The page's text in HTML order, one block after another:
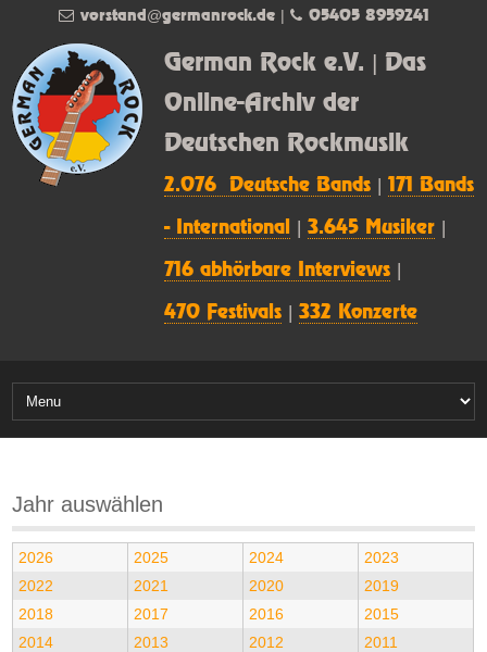
German Rock e.V. | Das
Online-Archiv der
Deutschen Rockmusik
2.076 Deutsche Bands |171 Bands
- International |3.645 Musiker
716 abhörbare Interviews
470 Festivals |332 Konzerte
vorstand@germanrock.de| 05405 8959241
Jahr auswählen
2026 2025 2024
2023
2022
2021 2020
2019
2018
2017 2016
2015
2014
2013 2012
2011